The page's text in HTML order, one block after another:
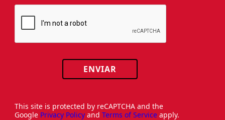
ENVIAR
This site is protected by reCAPTCHA and the
Google Privacy Policy and Terms of Service apply.